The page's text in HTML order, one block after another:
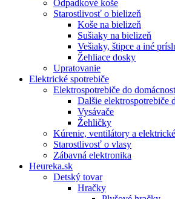
Odpadkové koše
Starostlivosť o bielizeň
Koše na bielizeň
Sušiaky na bielizeň
Vešiaky, štipce a iné
Žehliace dosky
Upratovanie
Elektrické spotrebiče
Elektrospotrebiče do
Dalšie elektrospotrebiče
Vysávače
Žehličky
Kúrenie, ventilátory a
Starostlivosť o vlasy
Zábavná elektronika
Heureka.sk
Detský tovar
Hračky